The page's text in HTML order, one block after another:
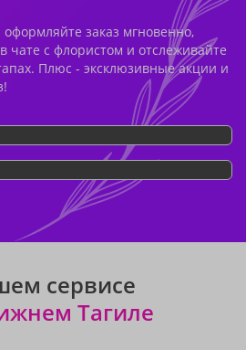
заказ мгновенно,
чате с флористом и отслеживайте
Плюс - эксклюзивные акции и
сервисе
Тагиле